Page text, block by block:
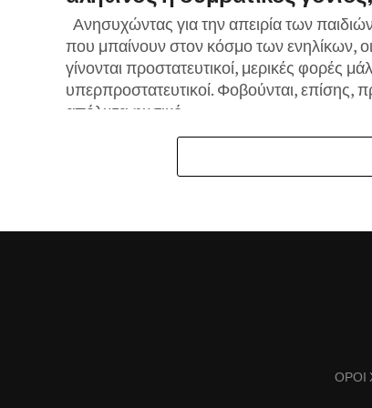
Ανησυχώντας για την απειρία των
που μπαίνουν στον κόσμο των ενηλίκων, οι
γίνονται προστατευτικοί, μερικές φορές
υπερπροστατευτικοί. Φοβούνται, επίσης,
απόλυτα φυσικό...
ΌΡΟΙ